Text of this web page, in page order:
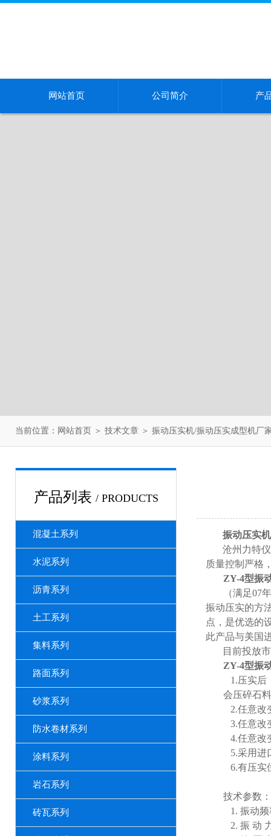
网站首页 公司简介 产
当前位置： 网站首页 ＞ 技术文章 ＞ 振动压实机/振动压实成型机厂
产品列表 / PRODUCTS
混凝土系列
水泥系列
沥青系列
土工系列
集料系列
路面系列
砂浆系列
防水卷材系列
涂料系列
岩石系列
砖瓦系列
振动压实机
沧州力特
质量控制严格
ZY-4型振
（满足07
振动压实的方
点，是优选的
此产品与美国
目前投放
ZY-4型振
1.压实后
会压碎石
2.任意改
3.任意改
4.任意改
5.采用进
6.有压实
技术参数：
1. 振动
2. 振 动